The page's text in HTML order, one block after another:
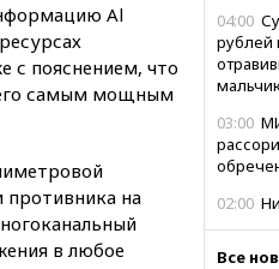
04:00
рублей
03:00
02:00
Все
Al
с пояснением, что
самым мощным
на
в любое